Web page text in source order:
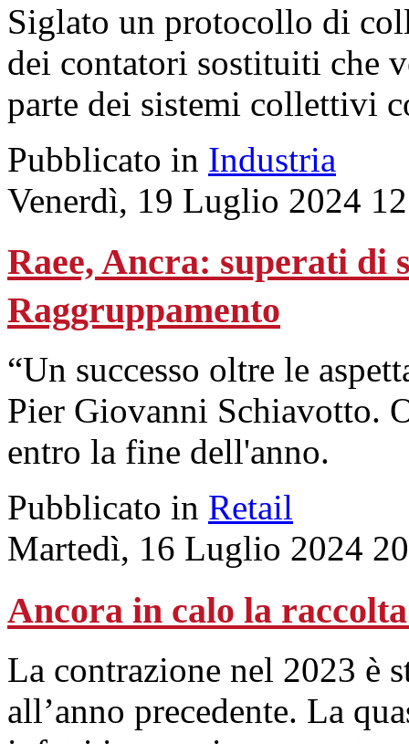
Siglato un protocollo di
dei contatori sostituiti che
parte dei sistemi collettivi
Pubblicato in Industria
Venerdì, 19 Luglio 2024
Raee, Ancra: superati di
Raggruppamento
“Un successo oltre le
Pier Giovanni Schiavotto.
entro la fine dell'anno.
Pubblicato in Retail
Martedì, 16 Luglio 2024
Ancora in calo la
La contrazione nel 2023 è
all’anno precedente. La